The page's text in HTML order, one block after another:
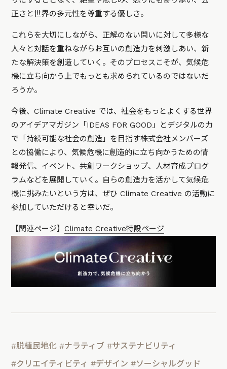
正さと世界の多元性を尊重する優しさ。
これらを大切にしながら、正解のない問いに対して多様な
人々と対話を重ねながらお互いの創造力を刺激しあい、新
たな解決策を創造していく。そのプロセスこそが、気候危
機に立ち向かう上でもっとも求められているのではないだ
ろうか。
今後、Climate Creative では、社会をもっとよくする世界
のアイデアマガジン「IDEAS FOR GOOD」とデジタルの力
で「持続可能な社会の創造」を目指す株式会社メンバーズ
との協働により、気候危機に創造的に立ち向かうための情
報発信、イベント、共創ワークショップ、人材育成プログ
ラムなどを展開していく。自らの創造力を活かして気候危
機に挑みたいという方は、ぜひ Climate Creative の活動に
参加していただけると幸いだ。
【関連ページ】Climate Creative特設ページ
#脱植民地化 #ナラティブ #サステナビリティ
#クリエイティビティ #デザイン #ソーシャルグッド